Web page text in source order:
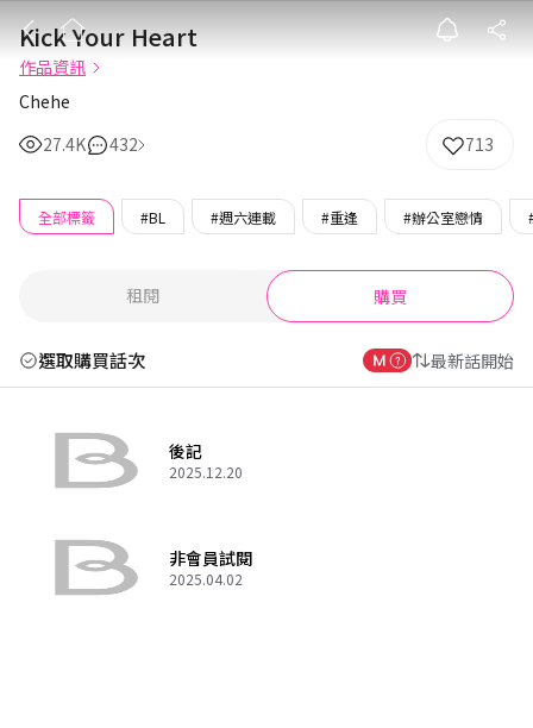
Kick Your
Kick Your Heart
作品資訊
Chehe
27.4K
432 713
全部標籤 #BL #週六連載 #重逢 #辦公室戀情
租閱 購買
選取購買話次 最新話開始
後記
2025.12.20
非會員試閱
2025.04.02